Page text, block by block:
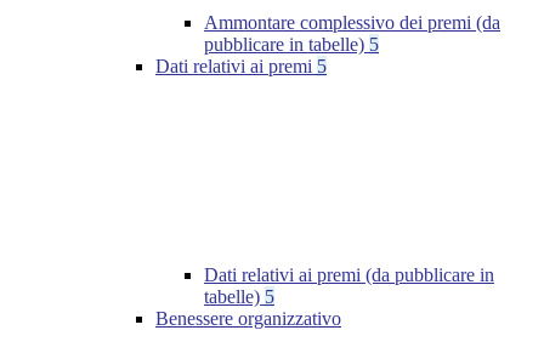
Ammontare complessivo dei premi (da
pubblicare in tabelle) 5
Dati relativi ai premi 5
Dati relativi ai premi (da pubblicare in
tabelle) 5
Benessere organizzativo